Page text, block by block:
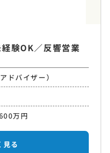
験OK／反響営業
ドバイザー）
万円
見る